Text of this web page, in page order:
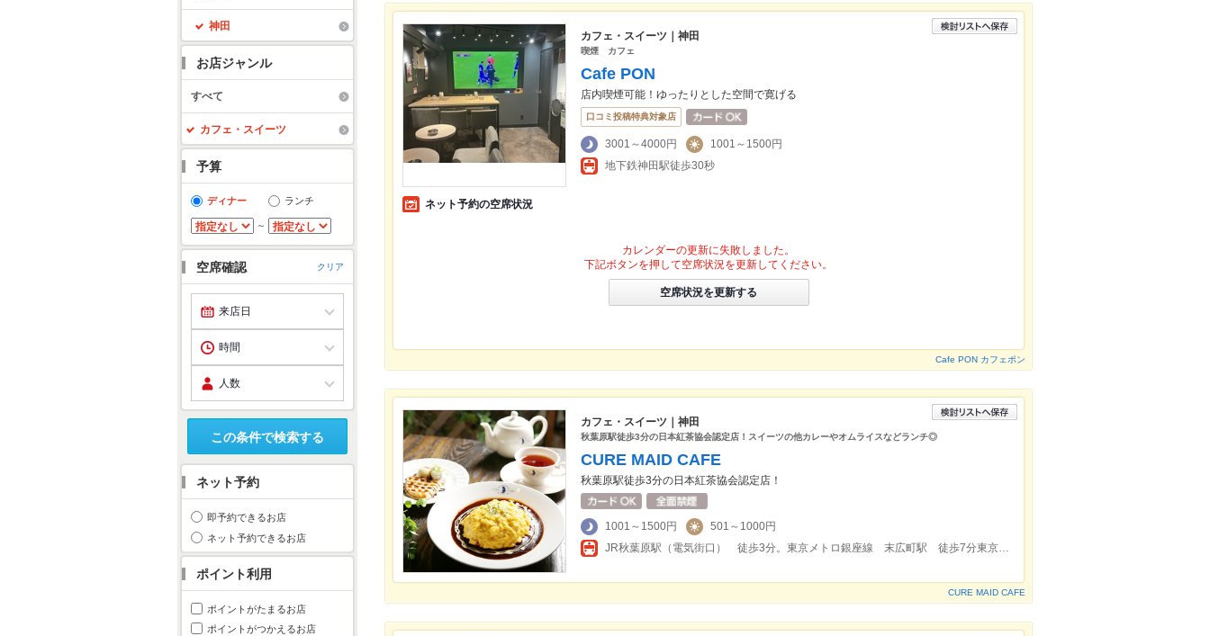
神田
お店ジャンル
すべて
カフェ・スイーツ
予算
ディナー ランチ
～
空席確認 クリア
この条件で検索する
ネット予約
即予約できるお店
ネット予約できるお店
ポイント利用
ポイントがたまるお店
ポイントがつかえるお店
カフェ・スイーツ｜神田
喫煙 カフェ
Cafe PON
店内喫煙可能！ゆったりとした空間で寛げる
口コミ投稿特典対象店
3001～4000円
1001～1500円
地下鉄神田駅徒歩30秒
ネット予約の空席状況
カレンダーの更新に失敗しました。
下記ボタンを押して空席状況を更新してください。
空席状況を更新する
Cafe PON カフェポン
カフェ・スイーツ｜神田
秋葉原駅徒歩3分の日本紅茶協会認定店！スイーツの他カレーやオムライスなどランチ◎
CURE MAID CAFE
秋葉原駅徒歩3分の日本紅茶協会認定店！
1001～1500円
501～1000円
JR秋葉原駅（電気街口） 徒歩3分。東京メトロ銀座線 末広町駅 徒歩7分東京メトロ丸の内線 淡路町駅 徒歩7分
CURE MAID CAFE